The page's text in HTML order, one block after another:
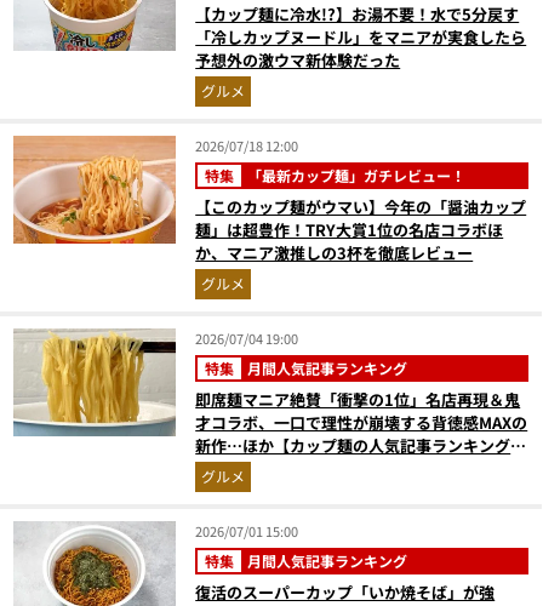
【カップ麺に冷水!?】お湯不要！水で5分戻す
「冷しカップヌードル」をマニアが実食したら
予想外の激ウマ新体験だった
グルメ
2026/07/18 12:00
特集 「最新カップ麺」ガチレビュー！
【このカップ麺がウマい】今年の「醤油カップ
麺」は超豊作！TRY大賞1位の名店コラボほ
か、マニア激推しの3杯を徹底レビュー
グルメ
2026/07/04 19:00
特集 月間人気記事ランキング
即席麺マニア絶賛「衝撃の1位」名店再現＆鬼
才コラボ、一口で理性が崩壊する背徳感MAXの
新作…ほか【カップ麺の人気記事ランキングベ
スト3】（2026年5月版）
グルメ
2026/07/01 15:00
特集 月間人気記事ランキング
復活のスーパーカップ「いか焼そば」が強